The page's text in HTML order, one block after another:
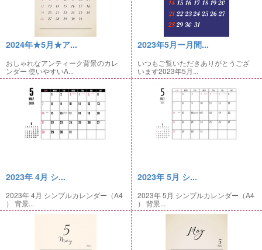
2024年★5月★ア...
おしゃれなアンティーク背景のカレ
ンダー 使いやすいA...
2023年5月ー月間...
いつもご覧いただきありがとうござ
います2023年5月...
2023年 4月 シ...
2023年 4月 シンプルカレンダー（A4
） 背景...
2023年 5月 シ...
2023年 5月 シンプルカレンダー（A4
） 背景...